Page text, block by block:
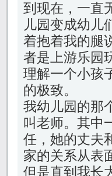
到现在，一直
儿园变成幼儿
着抱着我的腿
者是上游乐园
理解一个小孩
的极致。
我幼儿园的那
叫老师。其中
任，她的丈夫
家的关系从表
但是直到我长